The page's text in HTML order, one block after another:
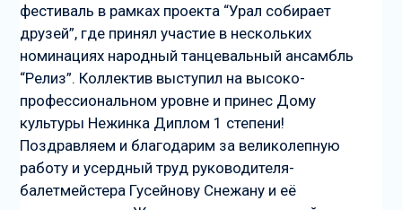
фестиваль в рамках проекта “Урал собирает
друзей”, где принял участие в нескольких
номинациях народный танцевальный ансамбль
“Релиз”. Коллектив выступил на высоко-
профессиональном уровне и принес Дому
культуры Нежинка Диплом 1 степени!
Поздравляем и благодарим за великолепную
работу и усердный труд руководителя-
балетмейстера Гусейнову Снежану и её